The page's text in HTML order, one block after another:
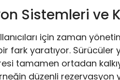
Sistemleri ve
için zaman
fark yaratıyor.
tamamen ortadan
düzenli rezervasyon